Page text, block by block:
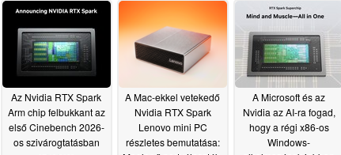
Az Nvidia RTX Spark
Arm chip felbukkant az
első Cinebench 2026-
os szivárogtatásban
A Mac-ekkel vetekedő
Nvidia RTX Spark
Lenovo mini PC
részletes bemutatása:
A Microsoft és az
Nvidia az AI-ra fogad,
hogy a régi x86-os
Windows-